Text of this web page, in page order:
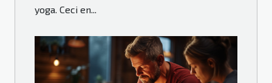
yoga. Ceci en...